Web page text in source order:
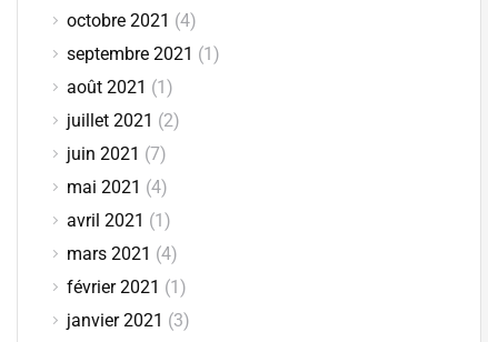
octobre 2021 (4)
septembre 2021 (1)
août 2021 (1)
juillet 2021 (2)
juin 2021 (7)
mai 2021 (4)
avril 2021 (1)
mars 2021 (4)
février 2021 (1)
janvier 2021 (3)